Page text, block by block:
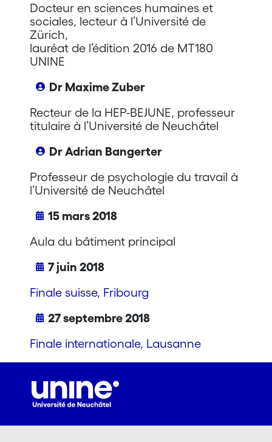
Docteur en sciences humaines et
sociales, lecteur à l’Université de
Zürich,
lauréat de l’édition 2016 de MT180
UNINE
Dr Maxime Zuber
Recteur de la HEP-BEJUNE, professeur
titulaire à l’Université de Neuchâtel
Dr Adrian Bangerter
Professeur de psychologie du travail à
l’Université de Neuchâtel
15 mars 2018
Aula du bâtiment principal
7 juin 2018
Finale suisse, Fribourg
27 septembre 2018
Finale internationale, Lausanne